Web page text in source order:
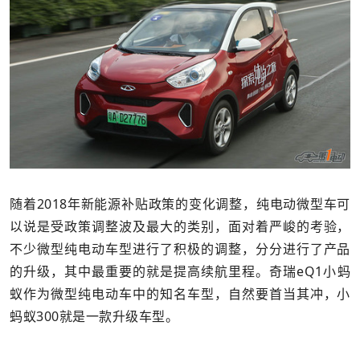
随着2018年新能源补贴政策的变化调整，纯电动微型车可
以说是受政策调整波及最大的类别，面对着严峻的考验，
不少微型纯电动车型进行了积极的调整，分分进行了产品
的升级，其中最重要的就是提高续航里程。奇瑞eQ1小蚂
蚁作为微型纯电动车中的知名车型，自然要首当其冲，小
蚂蚁300就是一款升级车型。